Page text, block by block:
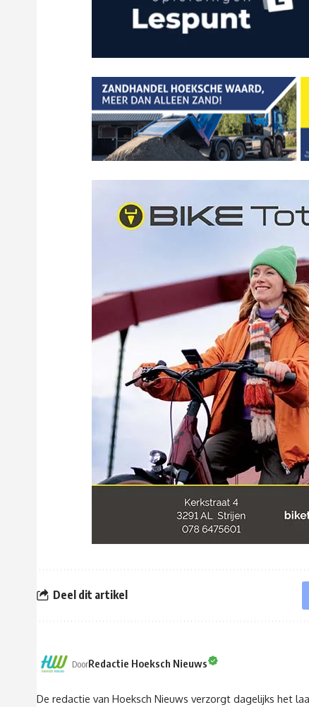
Deel dit artikel
DoorRedactie Hoeksch Nieuws
De redactie van Hoeksch Nieuws verzorgt dagelijks het